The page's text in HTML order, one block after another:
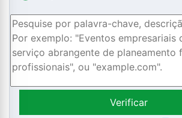
Verificar